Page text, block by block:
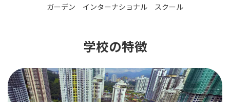
ガーデン インターナショナル スクール
学校の特徴